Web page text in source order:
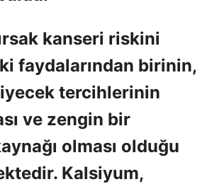
kanseri riskini
faydalarından birinin,
tercihlerinin
ve zengin bir
olması olduğu
Kalsiyum,